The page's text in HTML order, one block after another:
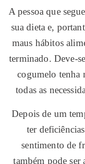
A pessoa que
sua dieta e,
maus hábitos
terminado. Deve-
cogumelo tenha
todas as
Depois de um
ter
sentimento de
também pode ser